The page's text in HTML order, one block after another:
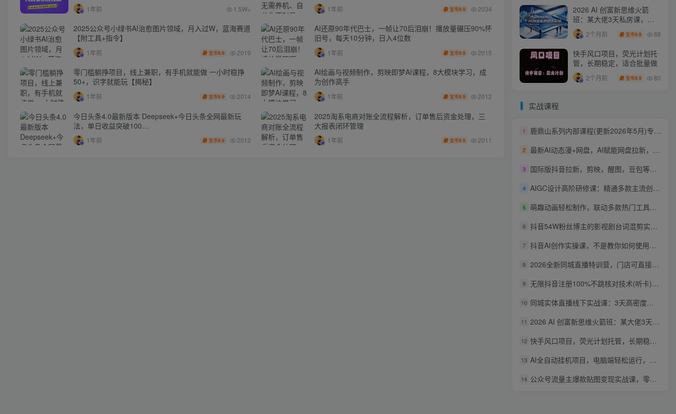
1年前 1.5W+ 1年前 宝币9.9 2034
2025公众号小绿书AI治愈图片领域，月入过W，蓝海赛道
【附工具+指令】
1年前 宝币9.9 2019
AI还原90年代巴士，一帧让70后泪崩！播放量碾压90%怀
旧号，每天10分钟，日入4位数
1年前 宝币9.9 2015
零门槛躺挣项目，线上兼职，有手机就能做 一小时稳挣
50+，识字就能玩【揭秘】
1年前 宝币9.9 2014
AI绘画与视频制作，剪映即梦AI课程，8大模块学习，成
为创作高手
1年前 宝币9.9 2012
今日头条4.0最新版本 Deepseek+今日头条全网最新玩
法，单日收益突破100…
1年前 宝币9.9 2012
2025淘系电商对账全流程解析，订单售后资金处理，三
大报表闭环管理
1年前 宝币9.9 2011
2026 AI 创富新思维火箭
班：某大佬3天私房课，一
人公司实体获客商机洞察
2个月前 宝币9.9 88
快手风口项目，荧光计划托
管，长期稳定，适合批量做
2个月前 宝币9.9 80
实战课程
1 鹿鼎山系列内部课程(更新2026年5月)专注缠论教学，行情分析、学习答疑、机会提示、实操讲解
2 最新AI动态漫+网盘，AI赋能网盘拉新，几秒一条拉爆收益
3 国际版抖音拉新，剪映，醒图，豆包等多玩法教程，长期可做的项目，轻松日入四位数，深度揭秘玩法，干就完了
4 AIGC设计高阶研修课：精通多款主流创作工具，从出图建模到模型训练全面进阶
5 萌趣动画轻松制作，联动多款热门工具实操，手把手打造可爱胖橘猫趣味动画
6 抖音54W粉丝博主的影视剧台词混剪实战课，解锁抖音伙伴计划+精选独家收益，新手零门槛上手
7 抖音AI创作实操课，不是教你如何使用智能体而是教你如何利用智能体变现(更新5月)
8 2026全新同城直播特训营，门店可直接套用的落地方法，助力实体商家打通线上同城流量渠道
9 无限抖音注册100%不跳核对技术(听卡)，有需要自测，不保证百分百
10 同城实体直播线下实战课：3天高密度教学，1V1定制货盘话术快速实现同城爆店
11 2026 AI 创富新思维火箭班：某大佬3天私房课，一人公司实体获客商机洞察
12 快手风口项目，荧光计划托管，长期稳定，适合批量做
13 AI全自动挂机项目，电脑端轻松运行，稳定日入500+，零门槛上手
14 公众号流量主爆款贴图变现实战课，零基础AI一键出图，轻松日入100+稳定收益